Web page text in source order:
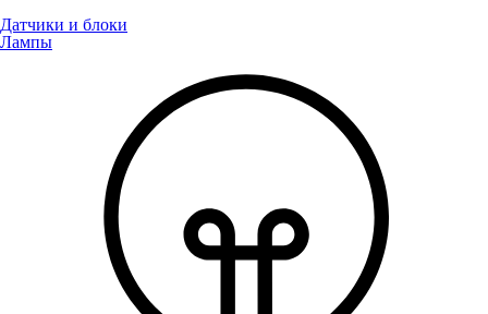
Датчики и блоки
Лампы